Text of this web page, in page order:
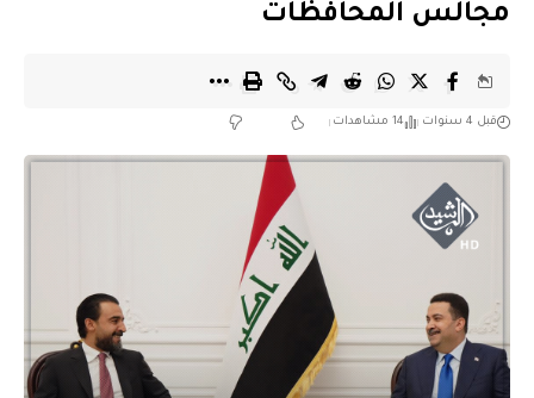
مجالس المحافظات
قبل 4 سنوات 14 مشاهدات